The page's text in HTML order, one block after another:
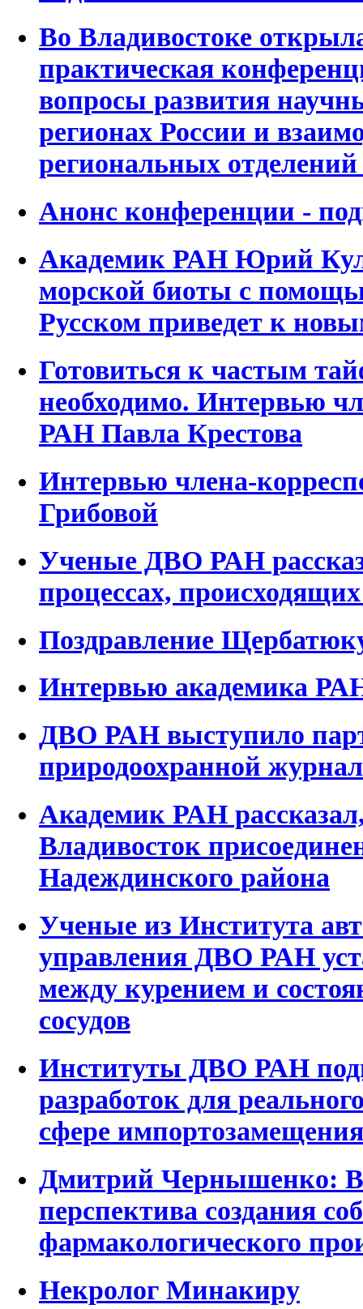
Во Владивостоке
практическая
вопросы развития
регионах России и
региональных
Анонс конференции -
Академик РАН Юрий
морской биоты с
Русском приведет к
Готовиться к частым
необходимо. Интервью
РАН Павла Крестова
Интервью члена-
Грибовой
Ученые ДВО РАН
процессах,
Поздравление
Интервью академика
ДВО РАН выступило
природоохранной
Академик РАН
Владивосток
Надеждинского района
Ученые из Института
управления ДВО РАН
между курением и
сосудов
Институты ДВО РАН
разработок для
сфере импортозамещения
Дмитрий Чернышенко: В
перспектива создания
фармакологического
Некролог Минакиру